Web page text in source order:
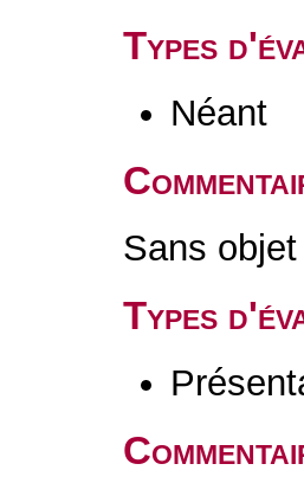
Types
Néant
Sans objet
Types